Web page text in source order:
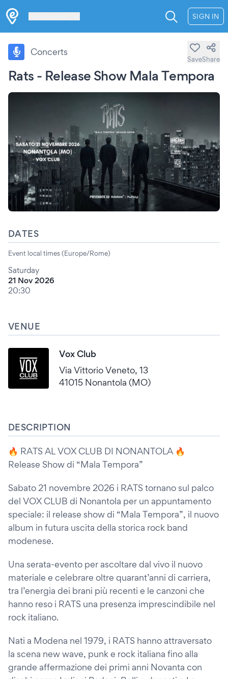
SIGN IN
Rats - Release Show Mala Tempora
Concerts
SaveShare
DATES
Event local times (Europe/Rome)
Saturday
21 Nov 2026
20:30
VENUE
Vox Club
Via Vittorio Veneto, 13
41015 Nonantola (MO)
DESCRIPTION
🔥 RATS AL VOX CLUB DI NONANTOLA 🔥
Release Show di “Mala Tempora”
Sabato 21 novembre 2026 i RATS tornano sul palco
del VOX CLUB di Nonantola per un appuntamento
speciale: il release show di “Mala Tempora”, il nuovo
album in futura uscita della storica rock band
modenese.
Una serata-evento per ascoltare dal vivo il nuovo
materiale e celebrare oltre quarant’anni di carriera,
tra l’energia dei brani più recenti e le canzoni che
hanno reso i RATS una presenza imprescindibile nel
rock italiano.
Nati a Modena nel 1979, i RATS hanno attraversato
la scena new wave, punk e rock italiana fino alla
grande affermazione dei primi anni Novanta con